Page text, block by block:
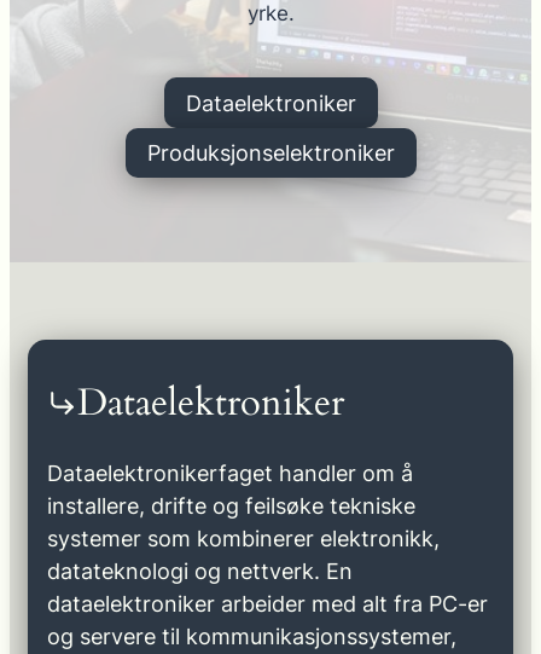
yrke.
Dataelektroniker
Produksjonselektroniker
Dataelektroniker
Dataelektronikerfaget handler om å
installere, drifte og feilsøke tekniske
systemer som kombinerer elektronikk,
datateknologi og nettverk. En
dataelektroniker arbeider med alt fra PC-er
og servere til kommunikasjonssystemer,